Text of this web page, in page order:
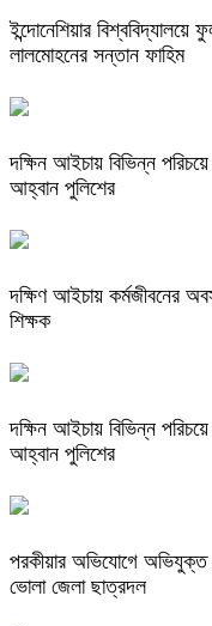
ইন্দোনেশিয়ার
লালমোহনের সন্তান ফাহিম
দক্ষিন আইচায় ‎বিভিন্ন
আহ্বান পুলিশের
দক্ষিণ আইচায় কর্মজীবনের
শিক্ষক
দক্ষিন আইচায় ‎বিভিন্ন
আহ্বান পুলিশের
পরকীয়ার অভিযোগে অভিযুক্ত
ভোলা জেলা ছাত্রদল